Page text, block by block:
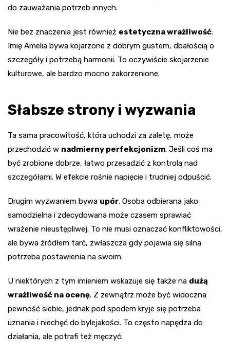
do zauważania potrzeb innych.
Nie bez znaczenia jest również estetyczna wrażliwość.
Imię Amelia bywa kojarzone z dobrym gustem, dbałością o
szczegóły i potrzebą harmonii. To oczywiście skojarzenie
kulturowe, ale bardzo mocno zakorzenione.
Słabsze strony i wyzwania
Ta sama pracowitość, która uchodzi za zaletę, może
przechodzić w nadmierny perfekcjonizm. Jeśli coś ma
być zrobione dobrze, łatwo przesadzić z kontrolą nad
szczegółami. W efekcie rośnie napięcie i trudniej odpuścić.
Drugim wyzwaniem bywa upór. Osoba odbierana jako
samodzielna i zdecydowana może czasem sprawiać
wrażenie nieustępliwej. To nie musi oznaczać konfliktowości,
ale bywa źródłem tarć, zwłaszcza gdy pojawia się silna
potrzeba postawienia na swoim.
U niektórych z tym imieniem wskazuje się także na dużą
wrażliwość na ocenę. Z zewnątrz może być widoczna
pewność siebie, jednak pod spodem kryje się potrzeba
uznania i niechęć do bylejakości. To często napędza do
działania, ale potrafi też męczyć.